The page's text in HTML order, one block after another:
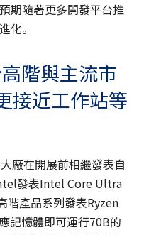
期隨著更多開發平台推
化。
階與主流市
接近工作站等
廠在開展前相繼發表自
發表Intel Core Ultra
階產品系列發表Ryzen
記憶體即可運行70B的